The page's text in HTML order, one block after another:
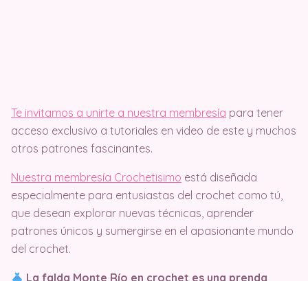
Te invitamos a unirte a nuestra membresía para tener
acceso exclusivo a tutoriales en video de este y muchos
otros patrones fascinantes.
Nuestra membresía Crochetisimo está diseñada
especialmente para entusiastas del crochet como tú,
que desean explorar nuevas técnicas, aprender
patrones únicos y sumergirse en el apasionante mundo
del crochet.
La falda Monte Río en crochet es una prenda